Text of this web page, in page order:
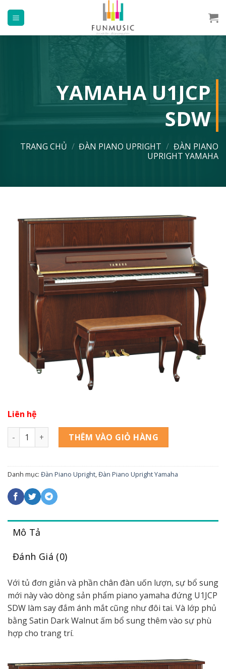
đến
YAMAHA U1JCP
SDW
TRANG CHỦ / ĐÀN PIANO UPRIGHT / ĐÀN PIANO
UPRIGHT YAMAHA
Liên hệ
YAMAHA U1JCP SDW số lượngTHÊM VÀO GIỎ HÀNG
Danh mục: Đàn Piano Upright,Đàn Piano Upright Yamaha
Mô Tả
Đánh Giá (0)
Với tủ đơn giản và phần chân đàn uốn lượn, sự bổ sung
mới này vào dòng sản phẩm piano yamaha đứng U1JCP
SDW làm say đắm ánh mắt cũng như đôi tai. Và lớp phủ
bằng Satin Dark Walnut ấm bổ sung thêm vào sự phù
hợp cho trang trí.